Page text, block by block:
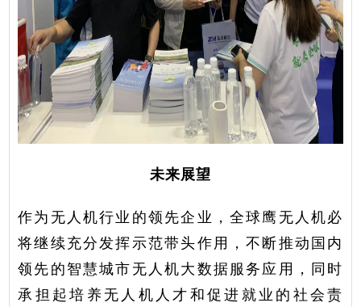
未来展望
作为无人机行业的领先企业，全球鹰无人机必
将继续充分发挥示范带头作用，不断推动国内
领先的智慧城市无人机大数据服务应用，同时
承担起培养无人机人才和促进就业的社会责